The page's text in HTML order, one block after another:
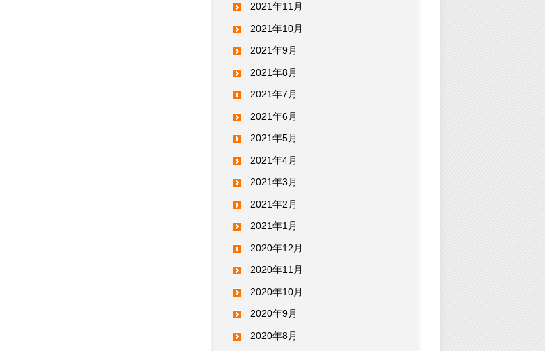
2021年11月
2021年10月
2021年9月
2021年8月
2021年7月
2021年6月
2021年5月
2021年4月
2021年3月
2021年2月
2021年1月
2020年12月
2020年11月
2020年10月
2020年9月
2020年8月